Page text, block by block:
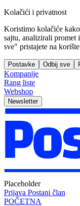
Kolačići i privatnost
Koristimo kolačiće
sajtu, analizirali
sve" pristajete na
Postavke Odbij sve
Kompanije
Rang liste
Webshop
Newsletter
Placeholder
Prijava Postani član
POČETNA